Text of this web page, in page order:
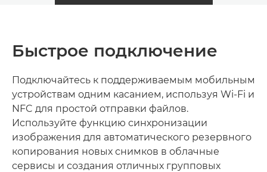
Быстрое подключение
Подключайтесь к поддерживаемым мобильным
устройствам одним касанием, используя Wi-Fi и
NFC для простой отправки файлов.
Используйте функцию синхронизации
изображения для автоматического резервного
копирования новых снимков в облачные
сервисы и создания отличных групповых